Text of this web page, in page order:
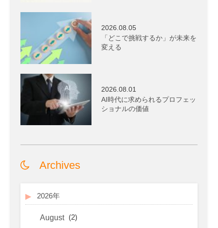
2026.08.05
「どこで挑戦するか」が未来を
変える
2026.08.01
AI時代に求められるプロフェッ
ショナルの価値
Archives
2026年
August (2)